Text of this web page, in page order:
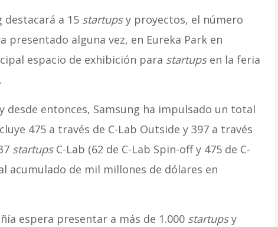
destacará a 15 startupsy proyectos, el número
presentado alguna vez, en Eureka Park en
espacio de exhibición para startupsen la feria
desde entonces, Samsung ha impulsado un total
475 a través de C-Lab Outside y 397 a través
startupsC-Lab (62 de C-Lab Spin-off y 475 de C-
acumulado de mil millones de dólares en
espera presentar a más de 1.000 startupsy